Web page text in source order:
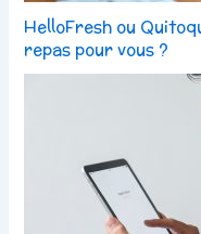
HelloFresh ou
repas pour vous ?